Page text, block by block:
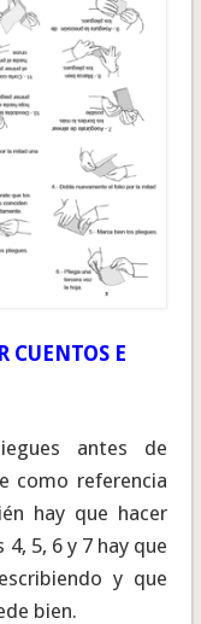
CUENTOS E
antes de
como referencia
hay que hacer
5, 6 y 7 hay que
y que
bien.